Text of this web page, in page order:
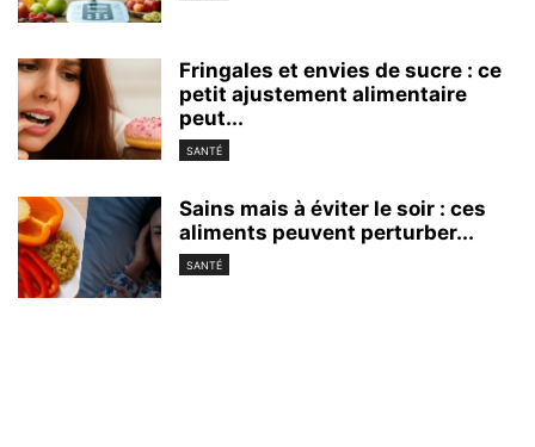
Fringales et envies de sucre : ce
petit ajustement alimentaire
peut...
SANTÉ
Sains mais à éviter le soir : ces
aliments peuvent perturber...
SANTÉ